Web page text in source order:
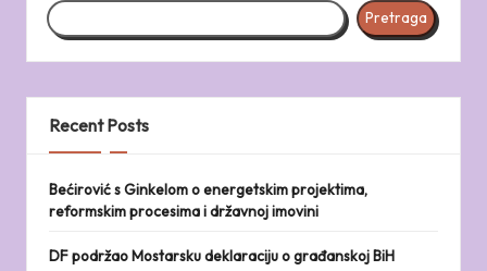
Pretraga
Recent Posts
Bećirović s Ginkelom o energetskim projektima,
reformskim procesima i državnoj imovini
DF podržao Mostarsku deklaraciju o građanskoj BiH